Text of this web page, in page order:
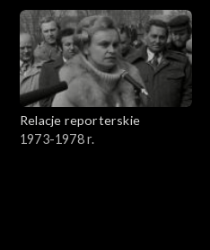
Relacje reporterskie
1973-1978 r.